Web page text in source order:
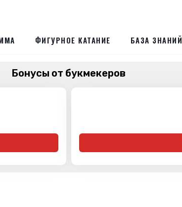
ФИГУРНОЕ КАТАНИЕ БАЗА ЗНАНИЙ
Бонусы от букмекеров